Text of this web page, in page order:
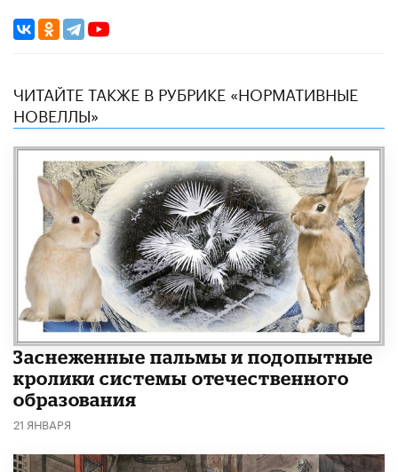
ЧИТАЙТЕ ТАКЖЕ В РУБРИКЕ «НОРМАТИВНЫЕ
НОВЕЛЛЫ»
Заснеженные пальмы и подопытные
кролики системы отечественного
образования
21 ЯНВАРЯ